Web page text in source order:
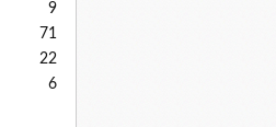
9
71
22
6